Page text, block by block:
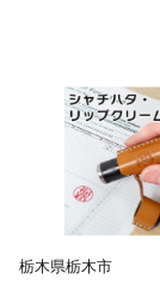
栃木県栃木市